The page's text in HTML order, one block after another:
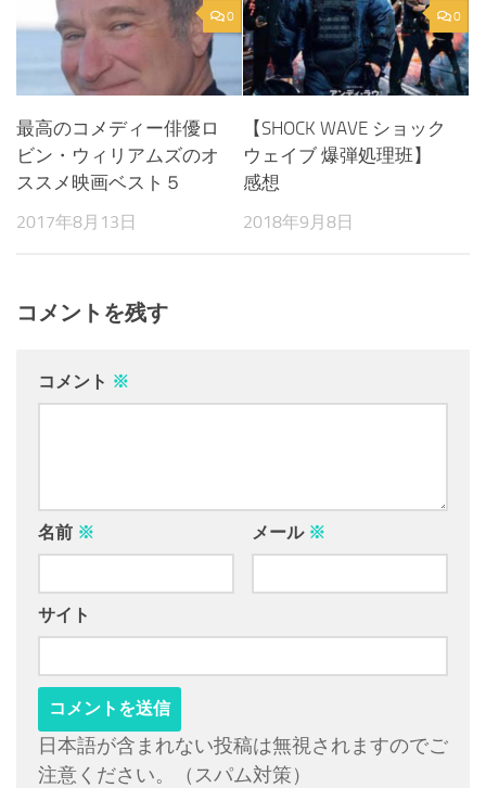
0
最高のコメディー俳優ロ
ビン・ウィリアムズのオ
ススメ映画ベスト５
2017年8月13日
0
【SHOCK WAVE ショック
ウェイブ 爆弾処理班】
感想
2018年9月8日
コメントを残す
コメント ※
名前 ※ メール ※
サイト
日本語が含まれない投稿は無視されますのでご
注意ください。（スパム対策）